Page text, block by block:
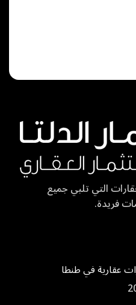
التي تلبي جميع
فريدة.
عقارية في طنطا